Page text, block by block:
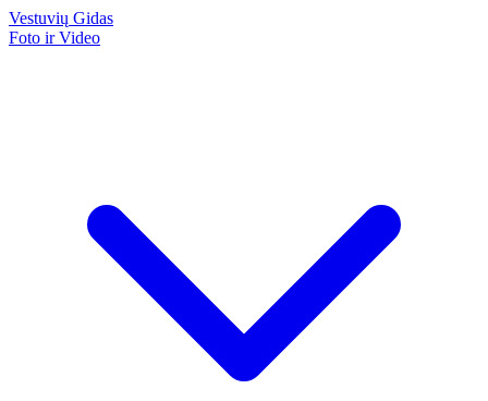
Vestuvių Gidas
Foto ir Video